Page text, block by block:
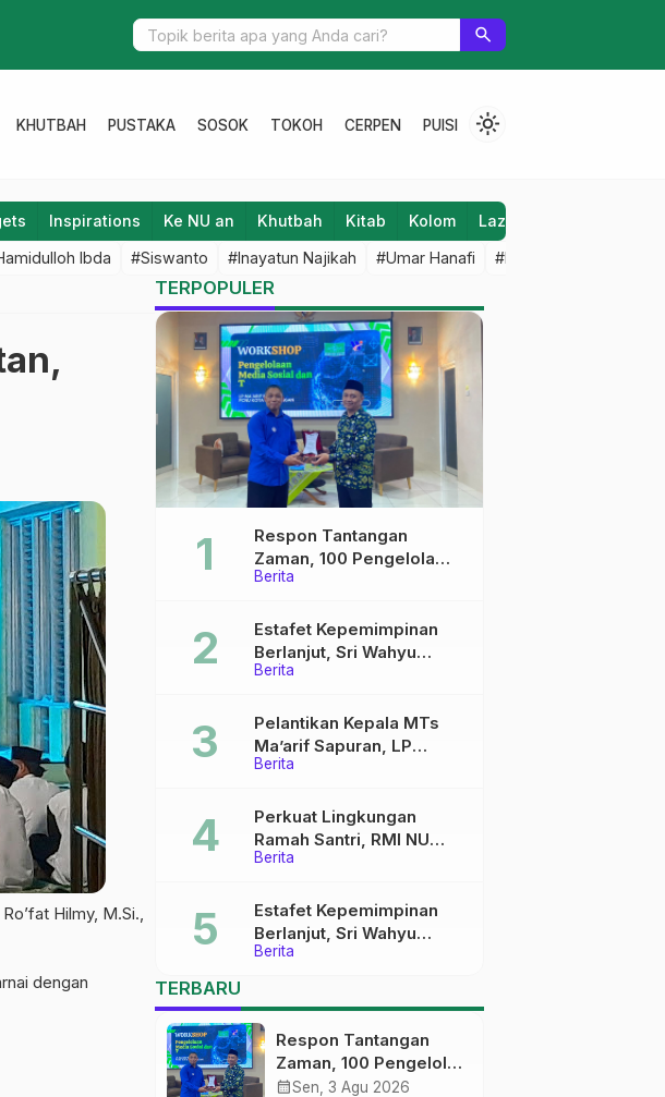
Harlah ke-30, MAN 2 Pati Tanam Ribuan
search
KHUTBAH PUSTAKA SOSOK TOKOH CERPEN PUISI light_mode
Inspirations Ke NU an Khutbah Kitab Kolom Laziz NU
Ibda #Siswanto #Inayatun Najikah #Umar Hanafi #M Iqbal Dawami
Hilmy, M.Si.,
dengan
TERPOPULER
Berita
Respon Tantangan
Zaman, 100 Pengelola
Medsos Sekolah Ma’arif
Pelatihan Literasi Digital
Berita
Estafet Kepemimpinan
Berlanjut, Sri Wahyu
Susilowati Resmi Pimpin
Berita
Pelantikan Kepala MTs
Ma’arif Sapuran, LP
Ma’arif NU Wonosobo
Kepemimpinan Nahdliyah
Berita
Perkuat Lingkungan
Ramah Santri, RMI NU
Gelar ‘Sambang
Berita
Estafet Kepemimpinan
Berlanjut, Sri Wahyu
Susilowati Resmi Pimpin
TERBARU
Respon Tantangan
Zaman, 100 Pengelola
Medsos Sekolah
calendar_monthSen, 3 Agu 2026